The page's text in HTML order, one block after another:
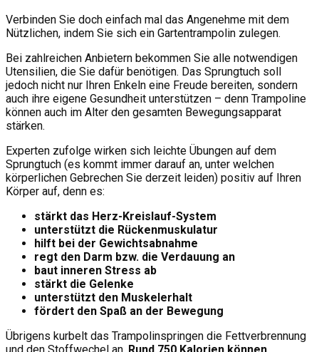
Verbinden Sie doch einfach mal das Angenehme mit dem
Nützlichen, indem Sie sich ein Gartentrampolin zulegen.
Bei zahlreichen Anbietern bekommen Sie alle notwendigen
Utensilien, die Sie dafür benötigen. Das Sprungtuch soll
jedoch nicht nur Ihren Enkeln eine Freude bereiten, sondern
auch ihre eigene Gesundheit unterstützen – denn Trampoline
können auch im Alter den gesamten Bewegungsapparat
stärken.
Experten zufolge wirken sich leichte Übungen auf dem
Sprungtuch (es kommt immer darauf an, unter welchen
körperlichen Gebrechen Sie derzeit leiden) positiv auf Ihren
Körper auf, denn es:
stärkt das Herz-Kreislauf-System
unterstützt die Rückenmuskulatur
hilft bei der Gewichtsabnahme
regt den Darm bzw. die Verdauung an
baut inneren Stress ab
stärkt die Gelenke
unterstützt den Muskelerhalt
fördert den Spaß an der Bewegung
Übrigens kurbelt das Trampolinspringen die Fettverbrennung